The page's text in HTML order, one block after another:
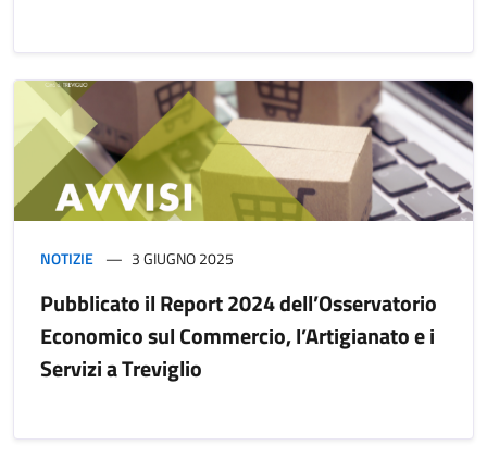
NOTIZIE 3 GIUGNO 2025
Pubblicato il Report 2024 dell’Osservatorio
Economico sul Commercio, l’Artigianato e i
Servizi a Treviglio